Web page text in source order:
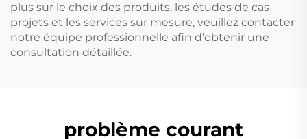
plus sur le choix des produits, les études de cas
projets et les services sur mesure, veuillez contacter
notre équipe professionnelle afin d’obtenir une
consultation détaillée.
problème courant